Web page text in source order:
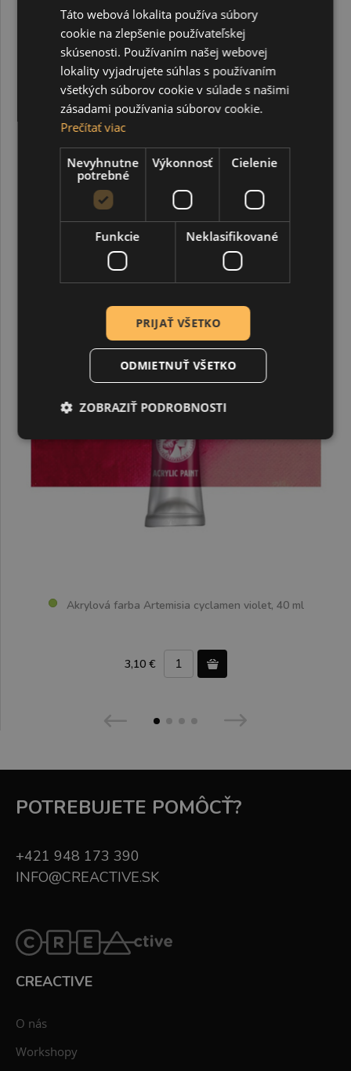
prostredníctvom vysokokvalitných hobby produktov a
remeselných potrieb. Artemisia, pomenovaná ako
Artemisii Gentileschi, priekopníckej maliarke 17.
storočia, ktorá vzdorovala konvenciám, aby si vybojovala
miesto v dejinách umenia,stelesňuje odvahu, pôvab a
autentickosť skutočnej tvorivej vízie. Tak ako
Gentileschi využila svoje umenie na znovuzískanie svojho
hlasu a rozprávanie silných príbehov,táto značka
pozýva umelcov– či už začínajúcich alebo etablovaných
– aby urobili to isté:
SÚVISIACE PRODUKTY
Akrylová farba Artemisia cyclamen violet, 40 ml
3,10 €
POTREBUJETE POMÔCŤ?
+421 948 173 390
INFO@CREACTIVE.SK
CREACTIVE
O nás
Workshopy
Táto webová lokalita používa súbory
cookie na zlepšenie používateľskej
skúsenosti. Používaním našej webovej
lokality vyjadrujete súhlas s používaním
všetkých súborov cookie v súlade s našimi
zásadami používania súborov cookie.
Prečítať viac
Nevyhnutne
potrebné
Výkonnosť Cielenie
Funkcie Neklasifikované
PRIJAŤ VŠETKO
ODMIETNUŤ VŠETKO
ZOBRAZIŤ PODROBNOSTI